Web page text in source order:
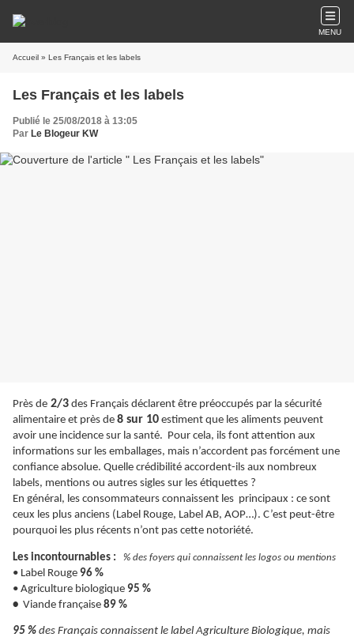
MENU
Accueil » Les Français et les labels
Les Français et les labels
Publié le 25/08/2018 à 13:05
Par Le Blogeur KW
Près de 2/3 des Français déclarent être préoccupés par la sécurité
alimentaire et près de 8 sur 10 estiment que les aliments peuvent
avoir une incidence sur la santé. Pour cela, ils font attention aux
informations sur les emballages, mais n’accordent pas forcément une
confiance absolue. Quelle crédibilité accordent-ils aux nombreux
labels, mentions ou autres sigles sur les étiquettes ?
En général, les consommateurs connaissent les principaux : ce sont
ceux les plus anciens (Label Rouge, Label AB, AOP…). C’est peut-être
pourquoi les plus récents n’ont pas cette notoriété.
Les incontournables : % des foyers qui connaissent les logos ou mentions
• Label Rouge 96 %
• Agriculture biologique 95 %
• Viande française 89 %
95 % des Français connaissent le label Agriculture Biologique, mais